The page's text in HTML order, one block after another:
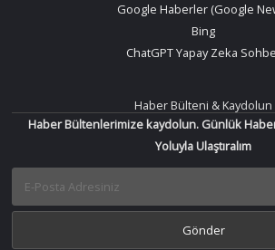
Google Haberler (Google
Bing
ChatGPT Yapay Zeka
Haber Bülteni & Kaydolun
Haber Bültenlerimize kaydolun. Günlük
Yoluyla Ulaştıralım